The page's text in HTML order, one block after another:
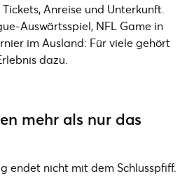
Anreise und Unterkunft.
Auswärtsspiel, NFL Game in
im Ausland: Für viele gehört
dazu.
mehr als nur das
endet nicht mit dem Schlusspfiff.